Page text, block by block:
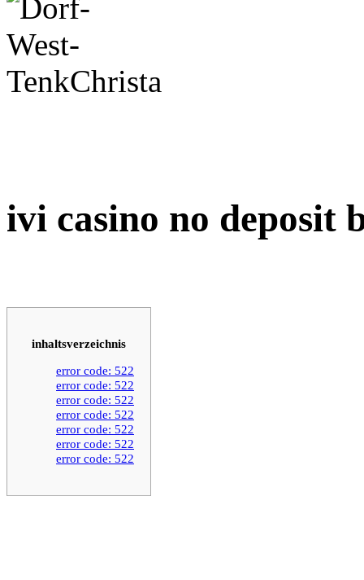
ivi casino no deposit
inhaltsverzeichnis
error code: 522
error code: 522
error code: 522
error code: 522
error code: 522
error code: 522
error code: 522